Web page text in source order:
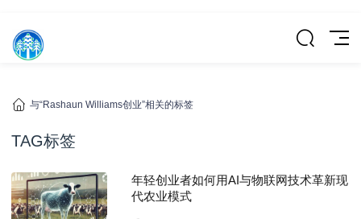
与“Rashaun Williams创业”相关的标签
TAG标签
年轻创业者如何用AI与物联网技术革新现
代农业模式